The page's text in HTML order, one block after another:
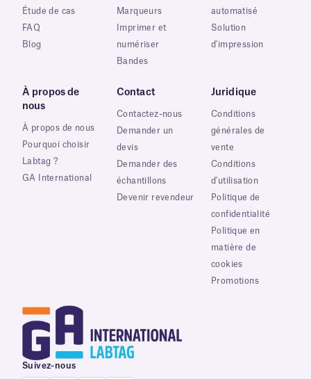
Étude de cas
FAQ
Blog
Marqueurs
Imprimer et
numériser
Bandes
automatisé
Solution
d'impression
À propos de
nous
À propos de nous
Pourquoi choisir
Labtag ?
GA International
Contact
Contactez-nous
Demander un
devis
Demander des
échantillons
Devenir revendeur
Juridique
Conditions
générales de
vente
Conditions
d'utilisation
Politique de
confidentialité
Politique en
matière de
cookies
Promotions
Suivez-nous